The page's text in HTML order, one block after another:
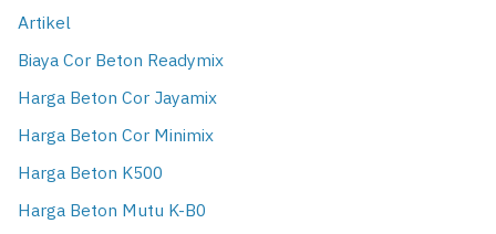
Artikel
Biaya Cor Beton Readymix
Harga Beton Cor Jayamix
Harga Beton Cor Minimix
Harga Beton K500
Harga Beton Mutu K-B0